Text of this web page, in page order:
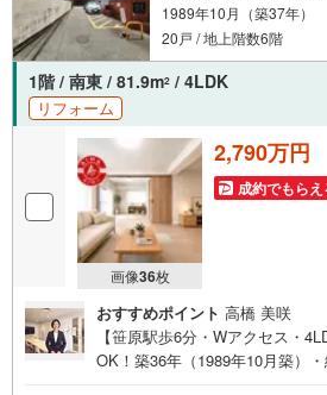
1989年10月（築37年）
20戸 / 地上階数6階
1階 / 南東 / 81.9m2 / 4LDK
リフォーム
画像36枚
2,790万円
成約でもらえ
おすすめポイント 高橋 美咲
【笹原駅歩6分・Wアクセス・
OK！築36年（1989年10月築）